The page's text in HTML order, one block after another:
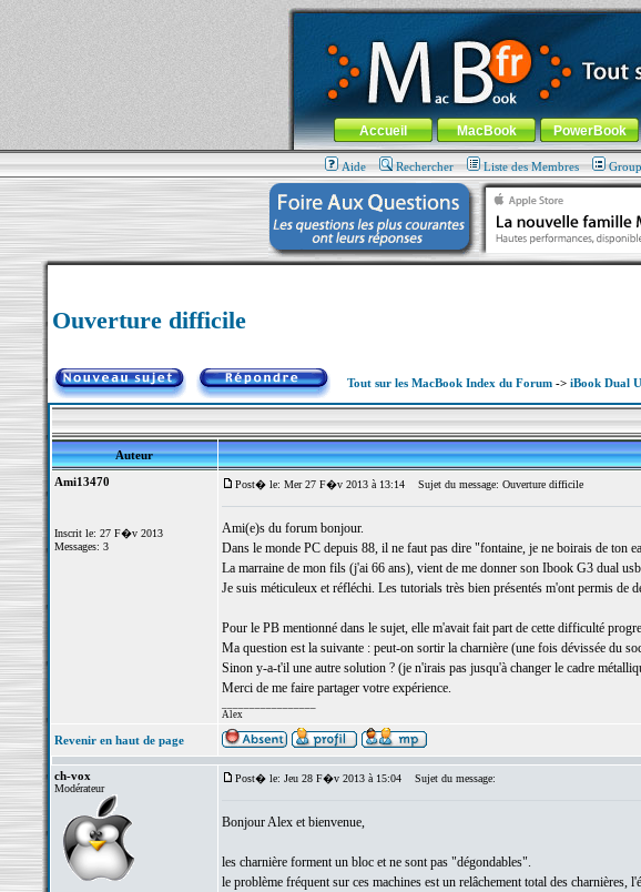
MacBook-fr.com : 100% Apple... 100% nomade !
Aller au contenu-Aller au menu général-Aller au
Menu général
Accueil MacBook PowerBook
Aide Rechercher Liste des Membres
Ouverture difficile
Tout sur les MacBook Index du Forum-> iBook Dual
Auteur
Ami13470
Inscrit le: 27 F�v 2013
Messages: 3
Post� le: Mer 27 F�v 2013 à 13:14 Sujet du message: Ouverture difficile
Ami(e)s du forum bonjour.
Dans le monde PC depuis 88, il ne faut pas dire "fontaine, je ne boirais de ton
La marraine de mon fils (j'ai 66 ans), vient de me donner son Ibook G3 dual
Je suis méticuleux et réfléchi. Les tutorials très bien présentés m'ont permis
Pour le PB mentionné dans le sujet, elle m'avait fait part de cette difficulté
Ma question est la suivante : peut-on sortir la charnière (une fois dévissée du
Sinon y-a-t'il une autre solution ? (je n'irais pas jusqu'à changer le cadre
Merci de me faire partager votre expérience.
Alex
Revenir en haut de page
ch-vox
Modérateur
Post� le: Jeu 28 F�v 2013 à 15:04 Sujet du message:
Bonjour Alex et bienvenue,
les charnière forment un bloc et ne sont pas "dégondables".
le problème fréquent sur ces machines est un relâchement total des charnières,